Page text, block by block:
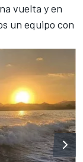
vuelta y en
un equipo con